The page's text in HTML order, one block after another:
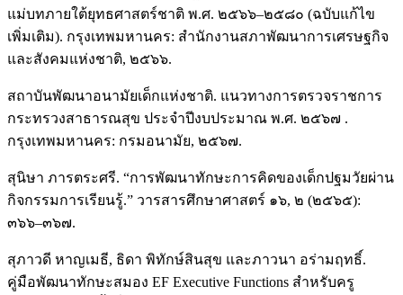
แม่บทภายใต้ยุทธศาสตร์ชาติ พ.ศ. ๒๕๖๖–๒๕๘๐ (ฉบับแก้ไข
เพิ่มเติม). กรุงเทพมหานคร: สำนักงานสภาพัฒนาการเศรษฐกิจ
และสังคมแห่งชาติ, ๒๕๖๖.
สถาบันพัฒนาอนามัยเด็กแห่งชาติ. แนวทางการตรวจราชการ
กระทรวงสาธารณสุข ประจำปีงบประมาณ พ.ศ. ๒๕๖๗ .
กรุงเทพมหานคร: กรมอนามัย, ๒๕๖๗.
สุนิษา ภารตระศรี. “การพัฒนาทักษะการคิดของเด็กปฐมวัยผ่าน
กิจกรรมการเรียนรู้.” วารสารศึกษาศาสตร์ ๑๖, ๒ (๒๕๖๕):
๓๖๖–๓๖๗.
สุภาวดี หาญเมธี, ธิดา พิทักษ์สินสุข และภาวนา อร่ามฤทธิ์.
คู่มือพัฒนาทักษะสมอง EF Executive Functions สำหรับครู